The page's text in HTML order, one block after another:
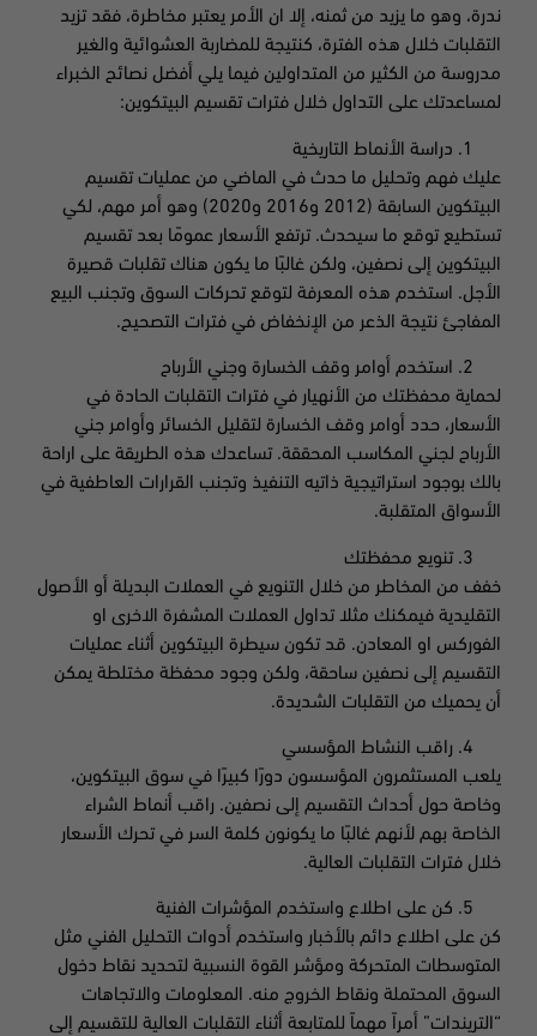
ندرة، وهو ما يزيد من ثمنه، إلا ان الأمر يعتبر مخاطرة، فقد تزيد
التقلبات خلال هذه الفترة، كنتيجة للمضاربة العشوائية والغير
مدروسة من الكثير من المتداولين فيما يلي أفضل نصائح الخبراء
لمساعدتك على التداول خلال فترات تقسيم البيتكوين:
دراسة الأنماط التاريخية
عليك فهم وتحليل ما حدث في الماضي من عمليات تقسيم
البيتكوين السابقة (2012 و2016 و2020) وهو أمر مهم، لكي
تستطيع توقع ما سيحدث. ترتفع الأسعار عمومًا بعد تقسيم
البيتكوين إلى نصفين، ولكن غالبًا ما يكون هناك تقلبات قصيرة
الأجل. استخدم هذه المعرفة لتوقع تحركات السوق وتجنب البيع
المفاجئ نتيجة الذعر من الإنخفاض في فترات التصحيح.
استخدم أوامر وقف الخسارة وجني الأرباح
لحماية محفظتك من الأنهيار في فترات التقلبات الحادة في
الأسعار، حدد أوامر وقف الخسارة لتقليل الخسائر وأوامر جني
الأرباح لجني المكاسب المحققة. تساعدك هذه الطريقة على اراحة
بالك بوجود استراتيجية ذاتيه التنفيذ وتجنب القرارات العاطفية في
الأسواق المتقلبة.
تنويع محفظتك
خفف من المخاطر من خلال التنويع في العملات البديلة أو الأصول
التقليدية فيمكنك مثلا تداول العملات المشفرة الاخرى او
الفوركس او المعادن. قد تكون سيطرة البيتكوين أثناء عمليات
التقسيم إلى نصفين ساحقة، ولكن وجود محفظة مختلطة يمكن
أن يحميك من التقلبات الشديدة.
راقب النشاط المؤسسي
يلعب المستثمرون المؤسسون دورًا كبيرًا في سوق البيتكوين،
وخاصة حول أحداث التقسيم إلى نصفين. راقب أنماط الشراء
الخاصة بهم لأنهم غالبًا ما يكونون كلمة السر في تحرك الأسعار
خلال فترات التقلبات العالية.
كن على اطلاع واستخدم المؤشرات الفنية
كن على اطلاع دائم بالأخبار واستخدم أدوات التحليل الفني مثل
المتوسطات المتحركة ومؤشر القوة النسبية لتحديد نقاط دخول
السوق المحتملة ونقاط الخروج منه. المعلومات والاتجاهات
“التريندات” أمراً مهماً للمتابعة أثناء التقلبات العالية للتقسيم إلى